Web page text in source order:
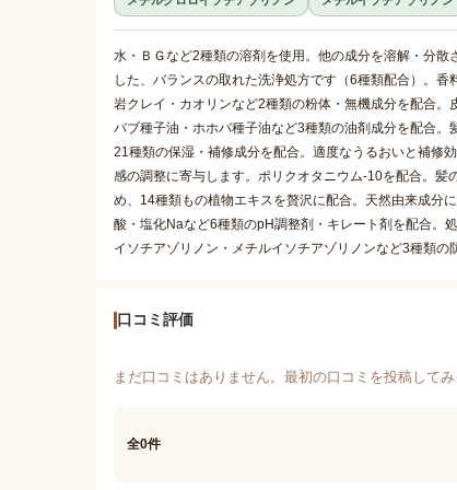
水・ＢＧなど2種類の溶剤を使用。他の成分を溶解・分
した、バランスの取れた洗浄処方です（6種類配合）。
岩クレイ・カオリンなど2種類の粉体・無機成分を配合
バブ種子油・ホホバ種子油など3種類の油剤成分を配合
21種類の保湿・補修成分を配合。適度なうるおいと補修
感の調整に寄与します。ポリクオタニウム-10を配合。
め、14種類もの植物エキスを贅沢に配合。天然由来成分
酸・塩化Naなど6種類のpH調整剤・キレート剤を配合。
イソチアゾリノン・メチルイソチアゾリノンなど3種類
口コミ評価
まだ口コミはありません。最初の口コミを投稿してみ
全0件